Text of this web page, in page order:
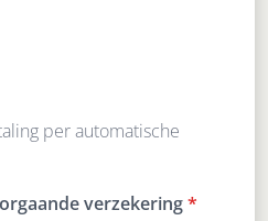
per automatische
verzekering*